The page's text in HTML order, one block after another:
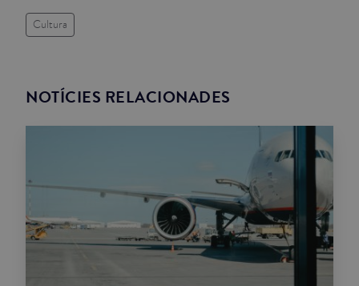
Cultura
NOTÍCIES RELACIONADES